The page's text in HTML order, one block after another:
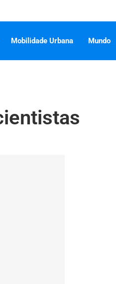
Mobilidade Urbana Mundo